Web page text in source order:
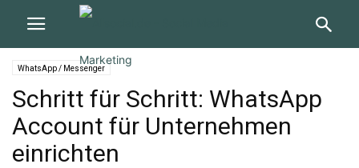
WhatsApp / Messenger
Schritt für Schritt: WhatsApp
Account für Unternehmen
einrichten